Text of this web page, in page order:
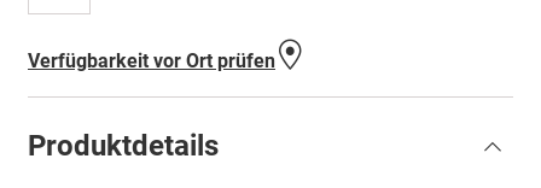
Wunschliste
Verfügbarkeit vor Ort prüfen
Produktdetails